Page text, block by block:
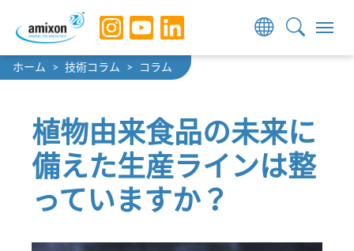
Skip to main navigation
Skip to main content
Skip to page footer
You are here:
ホーム 技術コラム コラム
植物由来食品の未来に
備えた生産ラインは整
っていますか？